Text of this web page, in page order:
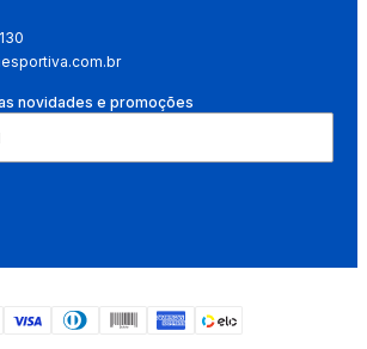
novidades e promoções